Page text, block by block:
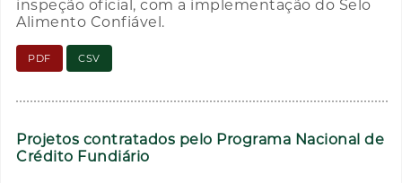
inspeção oficial, com a implementação do Selo
Alimento Confiável.
PDF CSV
Projetos contratados pelo Programa Nacional de
Crédito Fundiário